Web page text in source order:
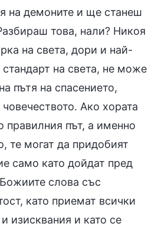
на демоните и ще станеш
това, нали? Никоя
на света, дори и най-
на света, не може
пътя на спасението,
Ако хората
правилния път, а именно
те могат да придобият
само като дойдат пред
слова със
като приемат всички
изисквания и като се